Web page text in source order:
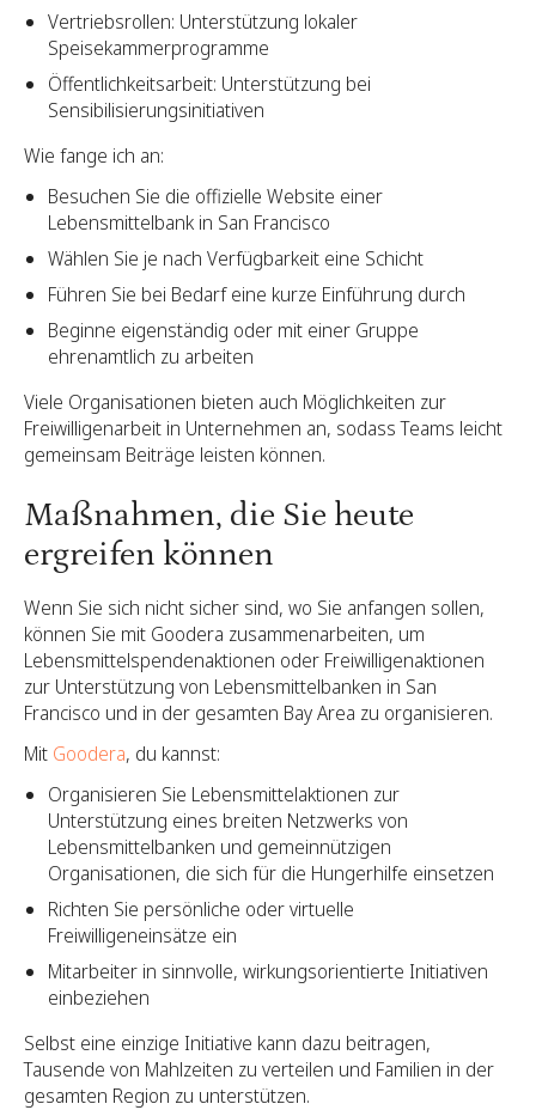
Vertriebsrollen: Unterstützung lokaler
Speisekammerprogramme
Öffentlichkeitsarbeit: Unterstützung bei
Sensibilisierungsinitiativen
Wie fange ich an:
Besuchen Sie die offizielle Website einer
Lebensmittelbank in San Francisco
Wählen Sie je nach Verfügbarkeit eine Schicht
Führen Sie bei Bedarf eine kurze Einführung durch
Beginne eigenständig oder mit einer Gruppe
ehrenamtlich zu arbeiten
Viele Organisationen bieten auch Möglichkeiten zur
Freiwilligenarbeit in Unternehmen an, sodass Teams leicht
gemeinsam Beiträge leisten können.
Maßnahmen, die Sie heute
ergreifen können
Wenn Sie sich nicht sicher sind, wo Sie anfangen sollen,
können Sie mit Goodera zusammenarbeiten, um
Lebensmittelspendenaktionen oder Freiwilligenaktionen
zur Unterstützung von Lebensmittelbanken in San
Francisco und in der gesamten Bay Area zu organisieren.
Mit Goodera, du kannst:
Organisieren Sie Lebensmittelaktionen zur
Unterstützung eines breiten Netzwerks von
Lebensmittelbanken und gemeinnützigen
Organisationen, die sich für die Hungerhilfe einsetzen
Richten Sie persönliche oder virtuelle
Freiwilligeneinsätze ein
Mitarbeiter in sinnvolle, wirkungsorientierte Initiativen
einbeziehen
Selbst eine einzige Initiative kann dazu beitragen,
Tausende von Mahlzeiten zu verteilen und Familien in der
gesamten Region zu unterstützen.